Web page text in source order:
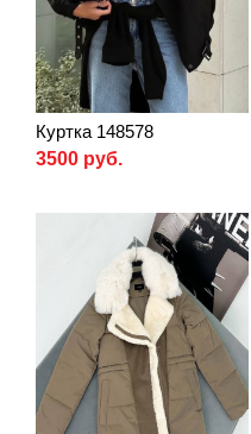
Куртка 148578
3500 руб.